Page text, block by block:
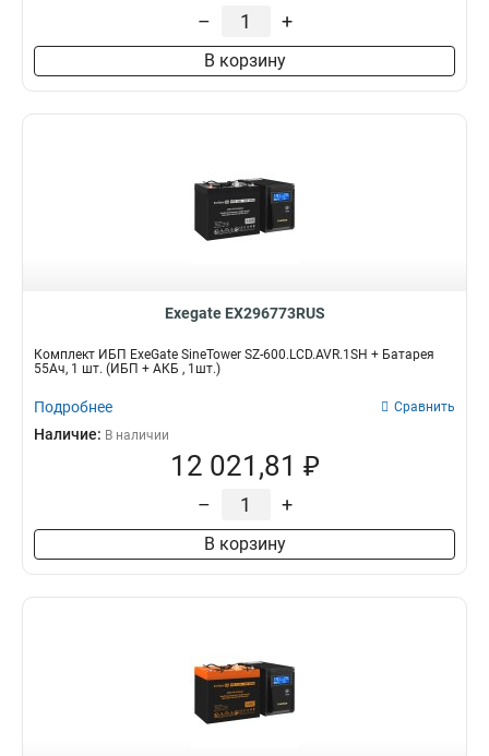
– +
В корзину
Exegate EX296773RUS
Комплект ИБП ExeGate SineTower SZ-600.LCD.AVR.1SH + Батарея
55Aч, 1 шт. (ИБП + АКБ , 1шт.)
Подробнее Сравнить
Наличие: В наличии
12 021,81 ₽
– +
В корзину